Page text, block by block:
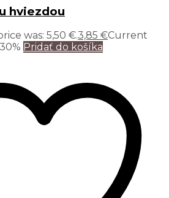
hviezdou
was: 5,50 €.3,85 €Current
Pridať do košíka